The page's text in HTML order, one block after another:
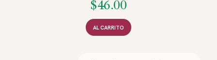
$46.00
AL CARRITO